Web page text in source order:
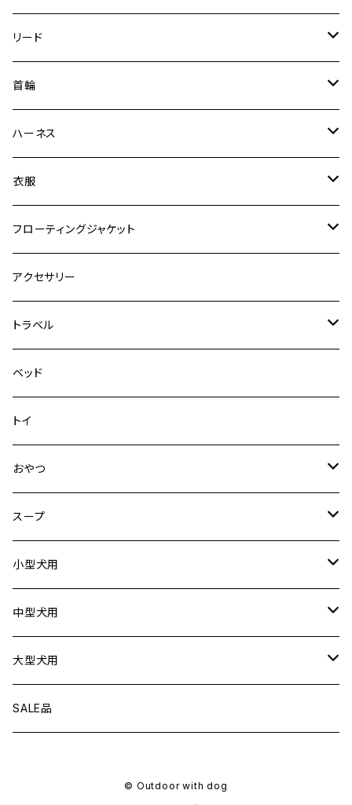
リード
エッセンシャル
ゼロショック
ロードランナー
ヴァリオ
デニム＆コーデュロイ
その他
首輪
エッセンシャル
ネオカラー
ダブルロックカラー
デニム＆コーデュロイ
その他
ハーネス
エッセンシャル
ハーネス
クイックハーネス
メッシュフィットハーネス
デニム＆コーデュロイ
その他
衣服
ラッシュガード
フローティングジャケット
DFDブースト
アクセサリー
トラベル
ドライブハーネス
カーシートアタッチメント
クリック
ドライブシートカバー
ドライブボックス
ベッド
トイ
おやつ
犬用
猫用
スープ
犬用
猫用
小型犬用
リード
首輪
ハーネス
中型犬用
リード
首輪
大型犬用
リード
SALE品
© Outdoor with dog